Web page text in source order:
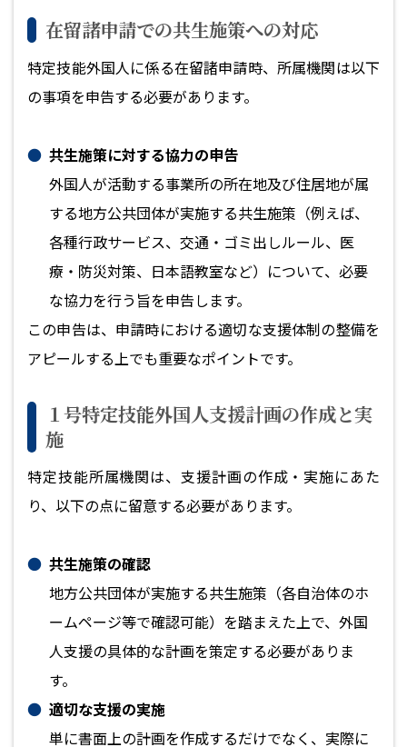
在留諸申請での共生施策への対応
特定技能外国人に係る在留諸申請時、所属機関は以下
の事項を申告する必要があります。
共生施策に対する協力の申告
外国人が活動する事業所の所在地及び住居地が属
する地方公共団体が実施する共生施策（例えば、
各種行政サービス、交通・ゴミ出しルール、医
療・防災対策、日本語教室など）について、必要
な協力を行う旨を申告します。
この申告は、申請時における適切な支援体制の整備を
アピールする上でも重要なポイントです。
１号特定技能外国人支援計画の作成と実
施
特定技能所属機関は、支援計画の作成・実施にあた
り、以下の点に留意する必要があります。
共生施策の確認
地方公共団体が実施する共生施策（各自治体のホ
ームページ等で確認可能）を踏まえた上で、外国
人支援の具体的な計画を策定する必要がありま
す。
適切な支援の実施
単に書面上の計画を作成するだけでなく、実際に